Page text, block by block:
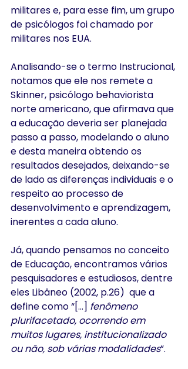
militares e, para esse fim, um grupo
de psicólogos foi chamado por
militares nos EUA.
Analisando-se o termo Instrucional,
notamos que ele nos remete a
Skinner, psicólogo behaviorista
norte americano, que afirmava que
a educação deveria ser planejada
passo a passo, modelando o aluno
e desta maneira obtendo os
resultados desejados, deixando-se
de lado as diferenças individuais e o
respeito ao processo de
desenvolvimento e aprendizagem,
inerentes a cada aluno.
Já, quando pensamos no conceito
de Educação, encontramos vários
pesquisadores e estudiosos, dentre
eles Libâneo (2002, p.26)  que a
define como “[...] fenômeno
plurifacetado, ocorrendo em
muitos lugares, institucionalizado
ou não, sob várias modalidades”.